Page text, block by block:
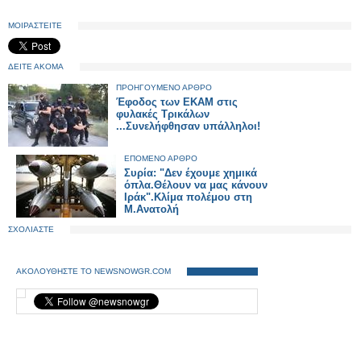
ΜΟΙΡΑΣΤΕΙΤΕ
ΔΕΙΤΕ ΑΚΟΜΑ
ΠΡΟΗΓΟΥΜΕΝΟ ΑΡΘΡΟ
Έφοδος των ΕΚΑΜ στις
φυλακές Τρικάλων
...Συνελήφθησαν υπάλληλοι!
ΕΠΟΜΕΝΟ ΑΡΘΡΟ
Συρία: "Δεν έχουμε χημικά
όπλα.Θέλουν να μας κάνουν
Ιράκ".Κλίμα πολέμου στη
Μ.Ανατολή
ΣΧΟΛΙΑΣΤΕ
ΑΚΟΛΟΥΘΗΣΤΕ ΤΟ NEWSNOWGR.COM